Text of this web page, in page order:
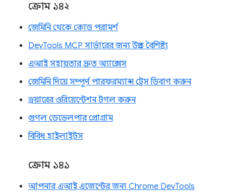
ক্রোম ১৪২
জেমিনি থেকে কোড পরামর্শ
DevTools MCP সার্ভারের জন্য উন্নত বৈশিষ্ট্য
এআই সহায়তার দ্রুত অ্যাক্সেস
জেমিনি দিয়ে সম্পূর্ণ পারফরম্যান্স ট্রেস ডিবাগ করুন
ড্রয়ারের ওরিয়েন্টেশন টগল করুন
গুগল ডেভেলপার প্রোগ্রাম
বিবিধ হাইলাইটস
ক্রোম ১৪১
আপনার এআই এজেন্টের জন্য Chrome DevTools